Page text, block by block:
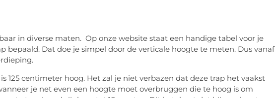
in diverse maten. Op onze website staat een handige tabel voor je
bepaald. Dat doe je simpel door de verticale hoogte te meten. Dus vanaf
125 centimeter hoog. Het zal je niet verbazen dat deze trap het vaakst
je net even een hoogte moet overbruggen die te hoog is om